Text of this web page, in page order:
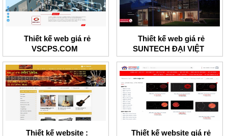
Thiết kế web giá rẻ
VSCPS.COM
Thiết kế web giá rẻ
SUNTECH ĐẠI VIỆT
Thiết kế website : Thiết kế website giá rẻ